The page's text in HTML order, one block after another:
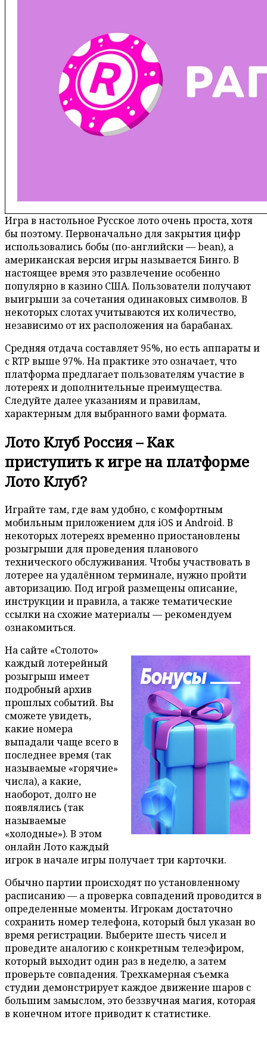
Игра в настольное Русское лото очень проста, хотя
бы поэтому. Первоначально для закрытия цифр
использовались бобы (по-английски — bean), а
американская версия игры называется Бинго. В
настоящее время это развлечение особенно
популярно в казино США. Пользователи получают
выигрыши за сочетания одинаковых символов. В
некоторых слотах учитываются их количество,
независимо от их расположения на барабанах.
Средняя отдача составляет 95%, но есть аппараты и
с RTP выше 97%. На практике это означает, что
платформа предлагает пользователям участие в
лотереях и дополнительные преимущества.
Следуйте далее указаниям и правилам,
характерным для выбранного вами формата.
Лото Клуб Россия – Как
приступить к игре на платформе
Лото Клуб?
Играйте там, где вам удобно, с комфортным
мобильным приложением для iOS и Android. В
некоторых лотереях временно приостановлены
розыгрыши для проведения планового
технического обслуживания. Чтобы участвовать в
лотерее на удалённом терминале, нужно пройти
авторизацию. Под игрой размещены описание,
инструкции и правила, а также тематические
ссылки на схожие материалы — рекомендуем
ознакомиться.
На сайте «Столото»
каждый лотерейный
розыгрыш имеет
подробный архив
прошлых событий. Вы
сможете увидеть,
какие номера
выпадали чаще всего в
последнее время (так
называемые «горячие»
числа), а какие,
наоборот, долго не
появлялись (так
называемые
«холодные»). В этом
онлайн Лото каждый
игрок в начале игры получает три карточки.
Обычно партии происходят по установленному
расписанию — а проверка совпадений проводится в
определенные моменты. Игрокам достаточно
сохранить номер телефона, который был указан во
время регистрации. Выберите шесть чисел и
проведите аналогию с конкретным телеэфиром,
который выходит один раз в неделю, а затем
проверьте совпадения. Трехкамерная съемка
студии демонстрирует каждое движение шаров с
большим замыслом, это беззвучная магия, которая
в конечном итоге приводит к статистике.